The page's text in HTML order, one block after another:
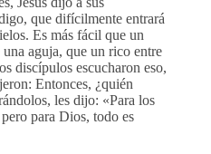
que difícilmente entrará
Es más fácil que un
aguja, que un rico entre
discípulos escucharon eso,
Entonces, ¿quién
les dijo: «Para los
para Dios, todo es